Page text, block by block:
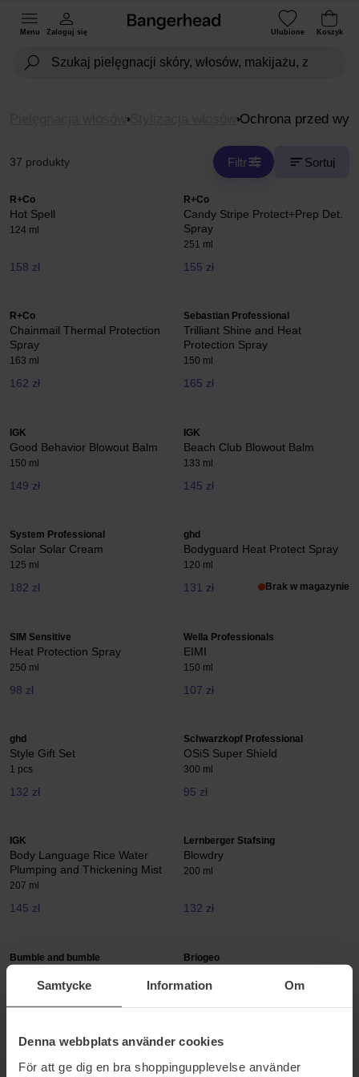
Samtycke Information Om
Denna webbplats använder cookies
För att ge dig en bra shoppingupplevelse använder
Menu Zaloguj się Ulubione Koszyk
Stylizacja włosów Ochrona przed
37 produkty Filtr Sortuj
R+Co
Hot Spell
124 ml
158 zł
R+Co
Candy Stripe Protect+Prep Det.
Spray
251 ml
155 zł
R+Co
Chainmail Thermal Protection
Spray
163 ml
162 zł
Sebastian Professional
Trilliant Shine and Heat
Protection Spray
150 ml
165 zł
IGK
Good Behavior Blowout Balm
150 ml
149 zł
IGK
Beach Club Blowout Balm
133 ml
145 zł
System Professional
Solar Solar Cream
125 ml
182 zł
ghd
Bodyguard Heat Protect Spray
120 ml
131 zł Brak w magazynie
SIM Sensitive
Heat Protection Spray
250 ml
98 zł
Wella Professionals
EIMI
150 ml
107 zł
ghd
Style Gift Set
1 pcs
132 zł
Schwarzkopf Professional
OSiS Super Shield
300 ml
95 zł
IGK
Body Language Rice Water
Plumping and Thickening Mist
207 ml
145 zł
Lernberger Stafsing
Blowdry
200 ml
132 zł
Bumble and bumble
85 zł
Briogeo
Perfection Heat Protectant
122 zł